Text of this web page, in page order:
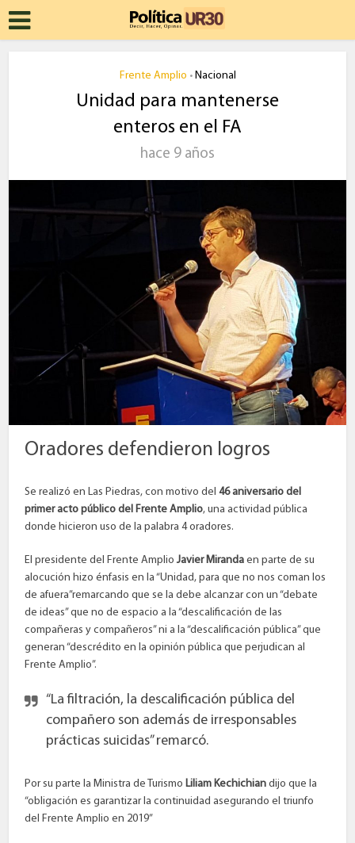
Frente Amplio • Nacional
Unidad para mantenerse
enteros en el FA
hace 9 años
Oradores defendieron logros
Se realizó en Las Piedras, con motivo del46 aniversario del
primer acto público del Frente Amplio, una actividad pública
donde hicieron uso de la palabra 4 oradores.
El presidente del Frente AmplioJavier Miranda en parte de su
alocución hizo énfasis en la “Unidad, para que no nos coman los
de afuera”remarcando que se la debe alcanzar con un “debate
de ideas” que no de espacio a la “descalificación de las
compañeras y compañeros” ni a la “descalificación pública” que
generan “descrédito en la opinión pública que perjudican al
Frente Amplio”.
“La filtración, la descalificación pública del
compañero son además de irresponsables
prácticas suicidas” remarcó.
Por su parte la Ministra de Turismo Liliam Kechichian dijo que la
“obligación es garantizar la continuidad asegurando el triunfo
del Frente Amplio en 2019”